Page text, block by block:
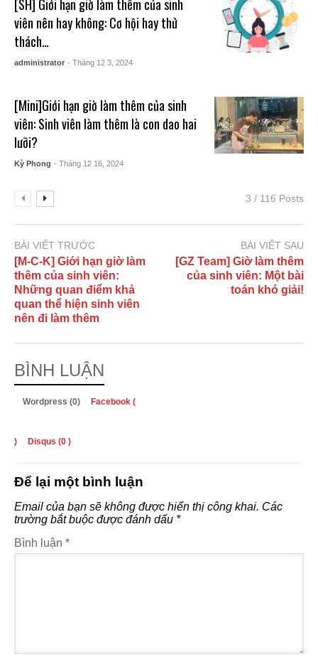
[SH] Giới hạn giờ làm thêm của sinh
viên nên hay không: Cơ hội hay thử
thách…
administrator - Tháng 12 3, 2024
[Mini]Giới hạn giờ làm thêm của sinh
viên: Sinh viên làm thêm là con dao hai
lưỡi?
Kỳ Phong - Tháng 12 16, 2024
3 / 116 Posts
BÀI VIẾT TRƯỚC
[M-C-K] Giới hạn giờ làm
thêm của sinh viên:
Những quan điểm khả
quan thể hiện sinh viên
nên đi làm thêm
BÀI VIẾT SAU
[GZ Team] Giờ làm thêm
của sinh viên: Một bài
toán khó giải!
BÌNH LUẬN
Wordpress (0) Facebook (
) Disqus (0 )
Để lại một bình luận
Email của bạn sẽ không được hiển thị công khai. Các
trường bắt buộc được đánh dấu *
Bình luận *